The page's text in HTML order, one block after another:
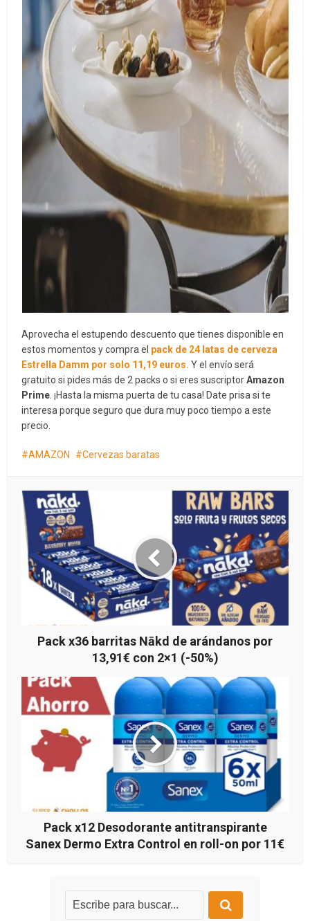
Aprovecha el estupendo descuento que tienes disponible en
estos momentos y compra el pack de 24 latas de cerveza
Estrella Damm por solo 11,19 euros.Y el envío será
gratuito si pides más de 2 packs o si eres suscriptorAmazon
Prime . ¡Hasta la misma puerta de tu casa! Date prisa si te
interesa porque seguro que dura muy poco tiempo a este
precio.
AMAZON Cervezas baratas
Pack x36 barritas Nākd de arándanos por
13,91€ con 2×1 (-50%)
Pack x12 Desodorante antitranspirante
Sanex Dermo Extra Control en roll-on por 11€